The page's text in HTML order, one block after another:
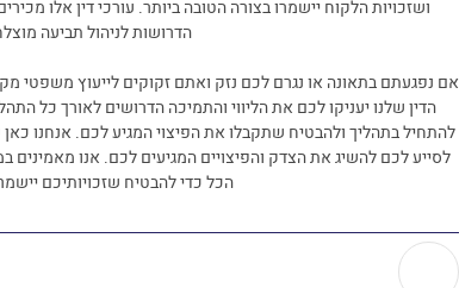
ושזכויות הלקוח יישמרו בצורה הטובה ביותר. עורכי דין אלו
הדרושות לניהול תביעה
אם נפגעתם בתאונה או נגרם לכם נזק ואתם זקוקים לייעוץ משפטי
הדין שלנו יעניקו לכם את הליווי והתמיכה הדרושים לאורך כל
להתחיל בתהליך ולהבטיח שתקבלו את הפיצוי המגיע לכם. אנחנו
לסייע לכם להשיג את הצדק והפיצויים המגיעים לכם. אנו מאמינים
הכל כדי להבטיח שזכויותיכם